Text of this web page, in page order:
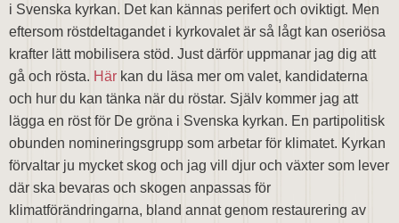
i Svenska kyrkan. Det kan kännas perifert och oviktigt. Men
eftersom röstdeltagandet i kyrkovalet är så lågt kan oseriösa
krafter lätt mobilisera stöd. Just därför uppmanar jag dig att
gå och rösta. Här kan du läsa mer om valet, kandidaterna
och hur du kan tänka när du röstar. Själv kommer jag att
lägga en röst för De gröna i Svenska kyrkan. En partipolitisk
obunden nomineringsgrupp som arbetar för klimatet. Kyrkan
förvaltar ju mycket skog och jag vill djur och växter som lever
där ska bevaras och skogen anpassas för
klimatförändringarna, bland annat genom restaurering av